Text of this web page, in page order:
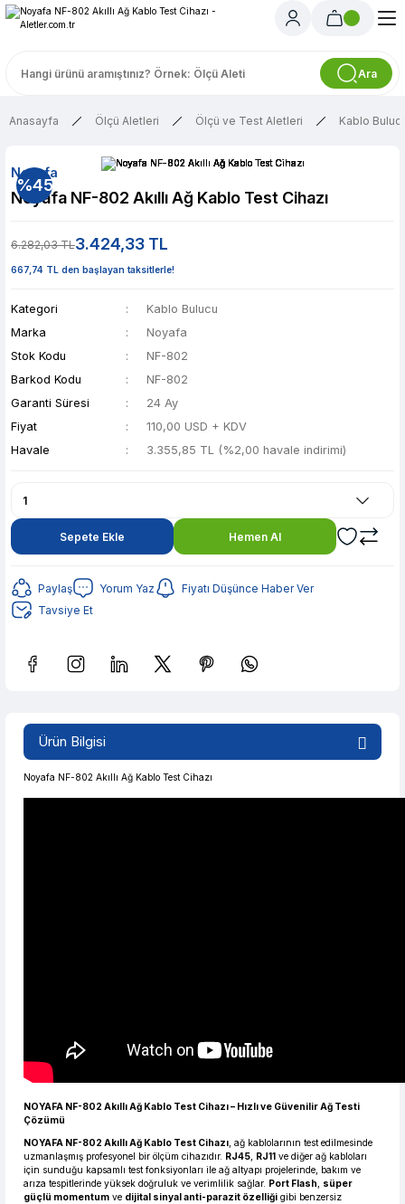
Ara
Anasayfa Ölçü Aletleri Ölçü ve Test Aletleri Kablo
%45
Noyafa
Noyafa NF-802 Akıllı Ağ Kablo Test Cihazı
6.282,03 TL3.424,33 TL
667,74 TL den başlayan taksitlerle!
Kategori
Kablo Bulucu
Marka
Noyafa
Stok Kodu
NF-802
Barkod Kodu
NF-802
Garanti Süresi
24 Ay
Fiyat
110,00 USD + KDV
Havale
3.355,85 TL (%2,00 havale indirimi)
Sepete Ekle Hemen Al
Paylaş Yorum Yaz
Fiyatı Düşünce Haber Ver
Tavsiye Et
%2 İndirim Güvenilir Alışveriş
Ürün Bilgisi
Noyafa NF-802 Akıllı Ağ Kablo Test Cihazı
NOYAFA NF-802 Akıllı Ağ Kablo Test Cihazı – Hızlı ve Güvenilir Ağ Testi
Çözümü
NOYAFA NF-802 Akıllı Ağ Kablo Test Cihazı , ağ kablolarının test edilmesinde
uzmanlaşmış profesyonel bir ölçüm cihazıdır. RJ45 RJ11 ve diğer ağ kabloları
için sunduğu kapsamlı test fonksiyonları ile ağ altyapı projelerinde, bakım ve
arıza tespitlerinde yüksek doğruluk ve verimlilik sağlar. Port Flash
süper
güçlü momentum ve dijital sinyal anti-parazit özelliği gibi benzersiz